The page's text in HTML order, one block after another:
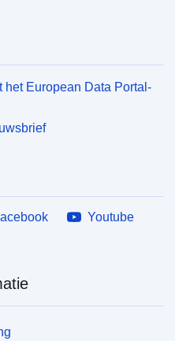
het European Data Portal-
Youtube